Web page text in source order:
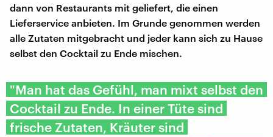
dann von Restaurants mit geliefert, die einen
Lieferservice anbieten. Im Grunde genommen werden
alle Zutaten mitgebracht und jeder kann sich zu Hause
selbst den Cocktail zu Ende mischen.
"Man hat das Gefühl, man mixt selbst den
Cocktail zu Ende. In einer Tüte sind
frische Zutaten, Kräuter sind